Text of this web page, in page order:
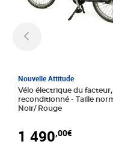
Nouvelle Attitude
Vélo électrique du facteur,
reconditionné - Taille normale -
Noir/ Rouge
1 490,00€